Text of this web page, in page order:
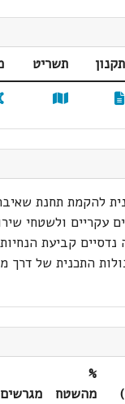
תקנון תשריט
להקמת תחנת
עקריים ולשטחי
קביעת
%
מהשטח
מגרשים